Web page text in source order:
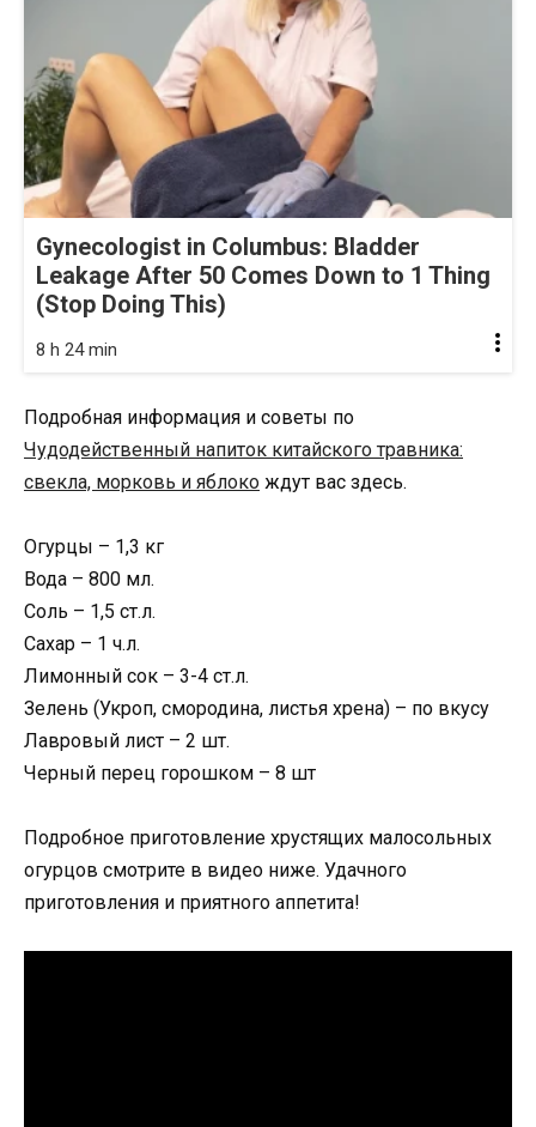
Gynecologist in Columbus: Bladder
Leakage After 50 Comes Down to 1 Thing
(Stop Doing This)
8 h 24 min
Подробная информация и советы по
Чудодейственный напиток китайского травника:
свекла, морковь и яблоко ждут вас здесь.
Огурцы – 1,3 кг
Вода – 800 мл.
Соль – 1,5 ст.л.
Сахар – 1 ч.л.
Лимонный сок – 3-4 ст.л.
Зелень (Укроп, смородина, листья хрена) – по вкусу
Лавровый лист – 2 шт.
Черный перец горошком – 8 шт
Подробное приготовление хрустящих малосольных
огурцов смотрите в видео ниже. Удачного
приготовления и приятного аппетита!